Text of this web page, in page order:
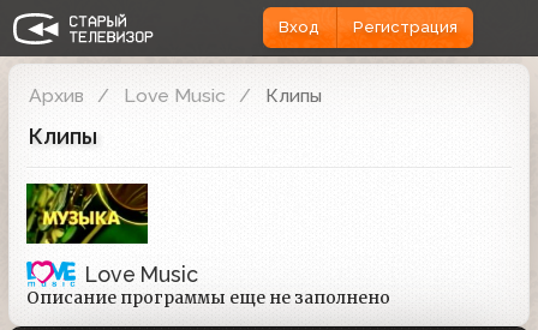
Вход Регистрация
Архив Love Music Клипы
Клипы
Love Music
Описание программы еще не заполнено